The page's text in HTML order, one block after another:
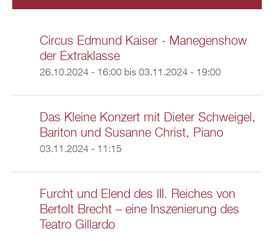
Circus Edmund Kaiser - Manegenshow
der Extraklasse
26.10.2024 - 16:00bis 03.11.2024 - 19:00
Das Kleine Konzert mit Dieter Schweigel,
Bariton und Susanne Christ, Piano
03.11.2024 - 11:15
Furcht und Elend des III. Reiches von
Bertolt Brecht – eine Inszenierung des
Teatro Gillardo